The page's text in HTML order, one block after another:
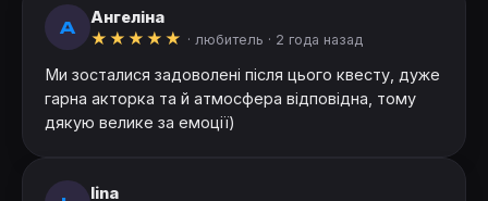
А
Ангеліна
★ ★ ★ ★ ★ · любитель · 2 года назад
Ми зосталися задоволені після цього квесту, дуже
гарна акторка та й атмосфера відповідна, тому
дякую велике за емоції)
lina